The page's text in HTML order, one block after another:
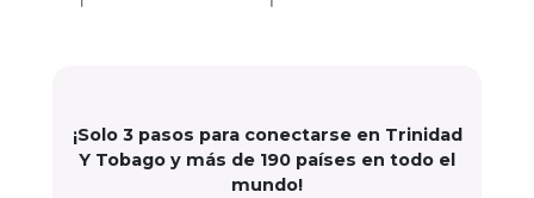
¡Solo 3 pasos para conectarse en Trinidad
Y Tobago y más de 190 países en todo el
mundo!